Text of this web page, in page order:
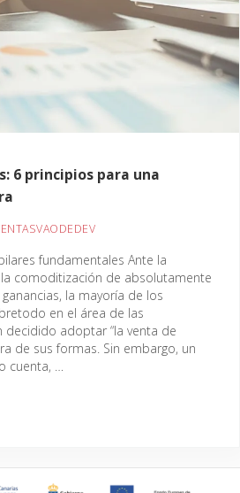
6 principios para una
fundamentales Ante la
comoditización de absolutamente
la mayoría de los
en el área de las
decidido adoptar “la venta de
de sus formas. Sin embargo, un
cuenta, …
6 principios para una estrategia ganadora